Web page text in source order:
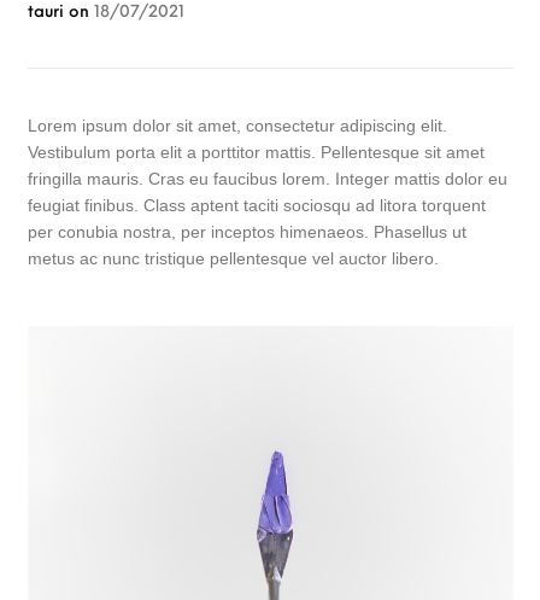
tauri on 18/07/2021
Lorem ipsum dolor sit amet, consectetur adipiscing elit.
Vestibulum porta elit a porttitor mattis. Pellentesque sit amet
fringilla mauris. Cras eu faucibus lorem. Integer mattis dolor eu
feugiat finibus. Class aptent taciti sociosqu ad litora torquent
per conubia nostra, per inceptos himenaeos. Phasellus ut
metus ac nunc tristique pellentesque vel auctor libero.